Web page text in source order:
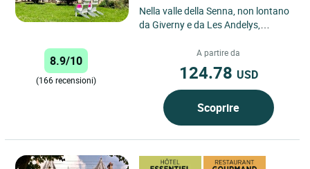
Nella valle della Senna, non lontano
da Giverny e da Les Andelys,
edificio del XVIII secolo...
8.9/10
(166 recensioni)
A partire da
124.78 USD
Scoprire